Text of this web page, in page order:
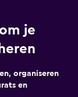
je
organiseren
en